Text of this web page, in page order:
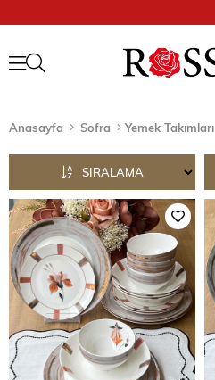
Anasayfa Sofra Yemek Takımları
SIRALAMA